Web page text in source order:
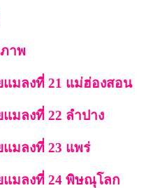
าพ
มลงที่ 21 แม่ฮ่องสอน
มลงที่ 22 ลำปาง
มลงที่ 23 แพร่
มลงที่ 24 พิษณุโลก